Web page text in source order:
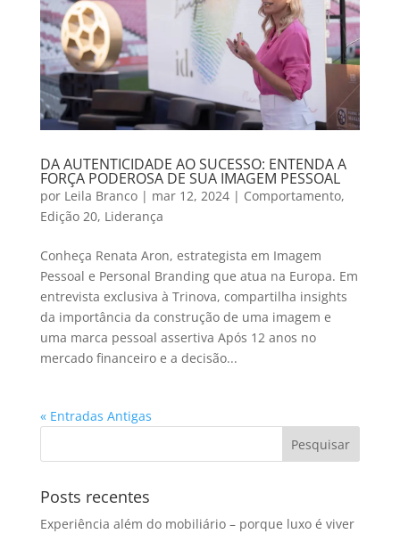
DA AUTENTICIDADE AO SUCESSO: ENTENDA A
FORÇA PODEROSA DE SUA IMAGEM PESSOAL
por Leila Branco| mar 12, 2024| Comportamento,
Edição 20, Liderança
Conheça Renata Aron, estrategista em Imagem
Pessoal e Personal Branding que atua na Europa. Em
entrevista exclusiva à Trinova, compartilha insights
da importância da construção de uma imagem e
uma marca pessoal assertiva Após 12 anos no
mercado financeiro e a decisão...
« Entradas Antigas
Posts recentes
Experiência além do mobiliário – porque luxo é viver